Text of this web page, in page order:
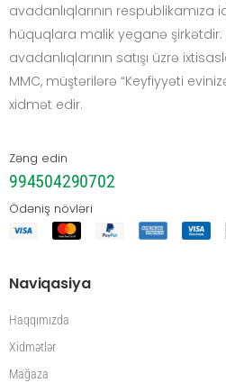
avadanlıqlarının
hüquqlara malik yeganə şirkətdir.
avadanlıqlarının satışı üzrə
MMC, müştərilərə “Keyfiyyəti
xidmət edir.
Zəng edin
994504290702
Ödəniş növləri
Naviqasiya
Haqqımızda
Xidmətlər
Mağaza